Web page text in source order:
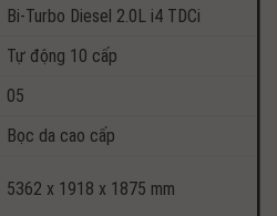
Bi-Turbo Diesel 2.0L i4 TDCi
Tự động 10 cấp
05
Bọc da cao cấp
5362 x 1918 x 1875 mm